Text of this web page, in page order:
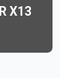
X13